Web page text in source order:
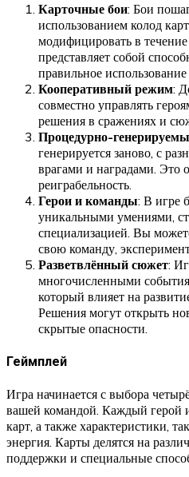
Карточные бои: Бои
использованием колод
модифицировать в
представляет собой
правильное
Кооперативный режим:
совместно управлять
решения в сражениях и
Процедурно-
генерируется заново, с
врагами и наградами. Это
реиграбельность.
Герои и команды: В игре
уникальными умениями,
специализацией. Вы
свою команду,
Разветвлённый сюжет:
многочисленными
который влияет на
Решения могут открыть
скрытые опасности.
Геймплей
Игра начинается с выбора
вашей командой. Каждый герой
карт, а также характеристики,
энергия. Карты делятся на
поддержки и специальные